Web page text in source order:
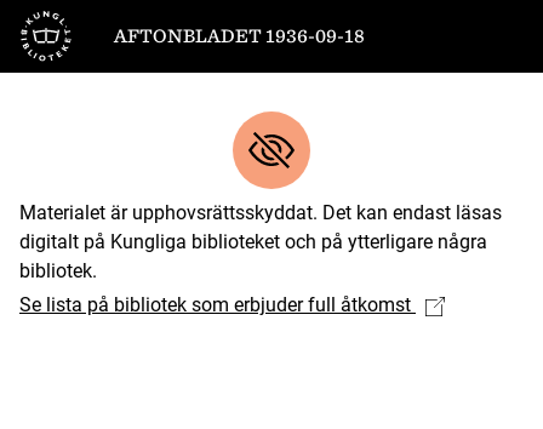
Till startsidan
AFTONBLADET 1936-09-18
Materialet är upphovsrättsskyddat. Det kan endast läsas
digitalt på Kungliga biblioteket och på ytterligare några
bibliotek.
Se lista på bibliotek som erbjuder full åtkomst